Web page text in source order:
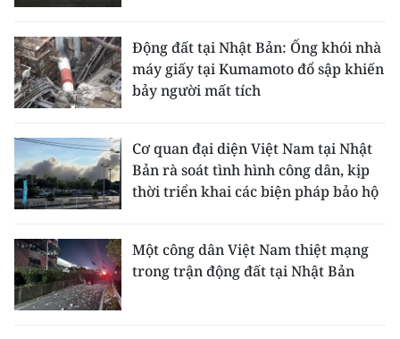
Động đất tại Nhật Bản: Ống khói nhà
máy giấy tại Kumamoto đổ sập khiến
bảy người mất tích
Cơ quan đại diện Việt Nam tại Nhật
Bản rà soát tình hình công dân, kịp
thời triển khai các biện pháp bảo hộ
Một công dân Việt Nam thiệt mạng
trong trận động đất tại Nhật Bản